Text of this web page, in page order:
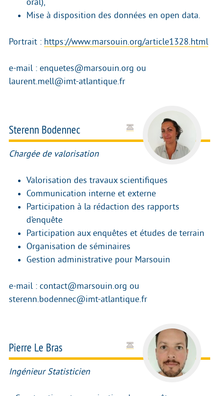
oral),
Mise à disposition des données en open data.
Portrait : https://www.marsouin.org/article1328.html
e-mail : enquetes@marsouin.org ou
laurent.mell@imt-atlantique.fr
Sterenn Bodennec
Chargée de valorisation
Valorisation des travaux scientifiques
Communication interne et externe
Participation à la rédaction des rapports
d’enquête
Participation aux enquêtes et études de terrain
Organisation de séminaires
Gestion administrative pour Marsouin
e-mail : contact@marsouin.org ou
sterenn.bodennec@imt-atlantique.fr
Pierre Le Bras
Ingénieur Statisticien